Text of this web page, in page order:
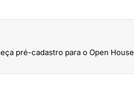
pré-cadastro para o Open House